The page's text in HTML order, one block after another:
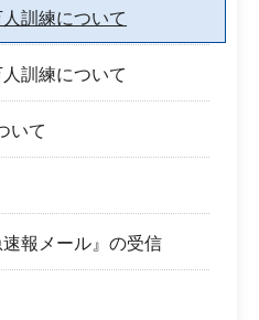
訓練について
訓練について
いて
速報メール』の受信